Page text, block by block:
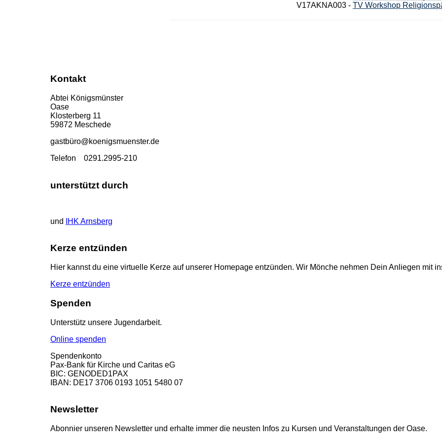
V17AKNA003 -TV Workshop
Kontakt
Abtei Königsmünster
Oase
Klosterberg 11
59872 Meschede
gastbüro@koenigsmuenster.de
Telefon 0291.2995-210
unterstützt durch
und IHK Arnsberg
Kerze entzünden
Hier kannst du eine virtuelle Kerze auf unserer Homepage entzünden. Wir Mönche nehmen Dein Anliegen mit
Kerze entzünden
Spenden
Unterstütz unsere Jugendarbeit.
Online spenden
Spendenkonto
Pax-Bank für Kirche und Caritas eG
BIC: GENODED1PAX
IBAN: DE17 3706 0193 1051 5480 07
Newsletter
Abonnier unseren Newsletter und erhalte immer die neusten Infos zu Kursen und Veranstaltungen der Oase.